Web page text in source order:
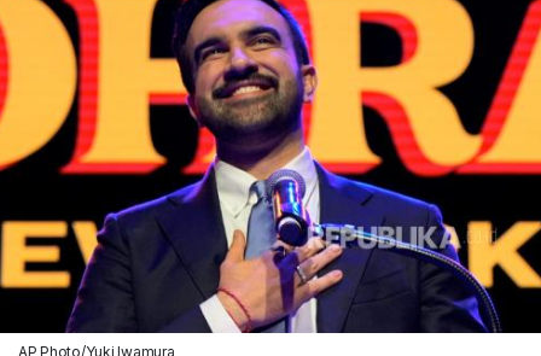
AP Photo/Yuki Iwamura